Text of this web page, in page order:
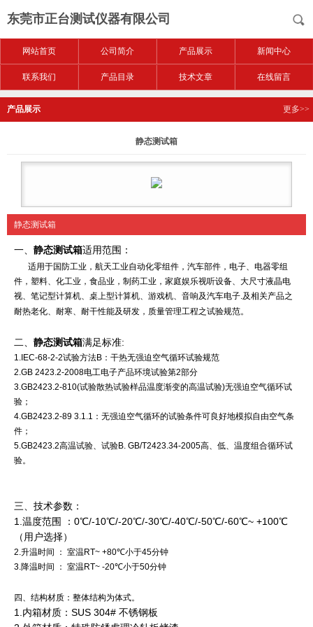
东莞市正台测试仪器有限公司
网站首页 公司简介 产品展示 新闻中心
联系我们 产品目录 技术文章 在线留言
产品展示 更多>>
静态测试箱
静态测试箱
一、 静态测试箱适用范围：
适用于国防工业，航天工业自动化零组件，汽车部件，电子、电器零组
件，塑料、化工业，食品业，制药工业，家庭娱乐视听设备、大尺寸液晶电
视、笔记型计算机、桌上型计算机、游戏机、音响及汽车电子.及相关产品之
耐热老化、耐寒、耐干性能及研发，质量管理工程之试验规范。
二、 静态测试箱满足标准:
1.IEC-68-2-2试验方法B：干热无强迫空气循环试验规范
2.GB 2423.2-2008电工电子产品环境试验第2部分
3.GB2423.2-810(试验散热试验样品温度渐变的高温试验)无强迫空气循环试
验；
4.GB2423.2-89 3.1.1：无强迫空气循环的试验条件可良好地模拟自由空气条
件；
5.GB2423.2高温试验、试验B. GB/T2423.34-2005高、低、温度组合循环试
验。
三、技术参数：
1.温度范围 ：0℃/-10℃/-20℃/-30℃/-40℃/-50℃/-60℃~ +100℃
（用户选择）
2.升温时间 ： 室温RT~ +80℃小于45分钟
3.降温时间 ： 室温RT~ -20℃小于50分钟
四、结构材质：整体结构为体式。
1.内箱材质：SUS 304# 不锈钢板